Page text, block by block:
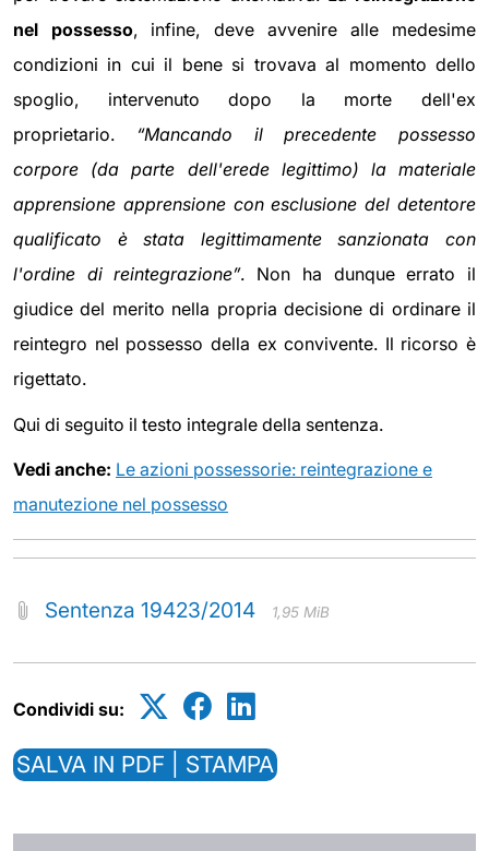
nel possesso, infine, deve avvenire alle medesime
condizioni in cui il bene si trovava al momento dello
spoglio, intervenuto dopo la morte dell'ex
proprietario. “Mancando il precedente possesso
corpore (da parte dell'erede legittimo) la materiale
apprensione apprensione con esclusione del detentore
qualificato è stata legittimamente sanzionata con
l'ordine di reintegrazione”. Non ha dunque errato il
giudice del merito nella propria decisione di ordinare il
reintegro nel possesso della ex convivente. Il ricorso è
rigettato.
Qui di seguito il testo integrale della sentenza.
Vedi anche: Le azioni possessorie: reintegrazione e
manutezione nel possesso
Sentenza 19423/2014 1,95 MiB
Condividi su:
SALVA IN PDF | STAMPA